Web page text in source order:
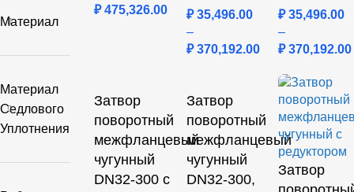
Материал
Материал
Седлового
Уплотнения
₽475,326.00 ₽35,496.00
–
₽370,192.00
₽35,496.00
–
₽370,192.00
Затвор
поворотный
межфланцевый
чугунный
DN32-300 с
Затвор
поворотный
межфланцевый
чугунный
DN32-300,
Затвор